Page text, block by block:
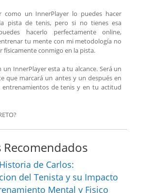
como un InnerPlayer lo puedes hacer
pista de tenis, pero si no tienes esa
hacerlo perfectamente online,
tu mente con mi metodología no
físicamente conmigo en la pista.
InnerPlayer esta a tu alcance. Será un
que marcará un antes y un después en
entrenamientos de tenis y en tu actitud
de Carlos:
del Tenista y su Impacto
Mental y Fisico